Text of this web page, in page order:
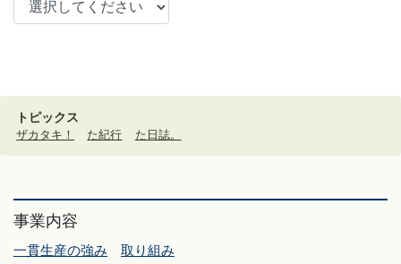
トピックス
ザカタキ！ た紀行 た日誌。
事業内容
一貫生産の強み 取り組み